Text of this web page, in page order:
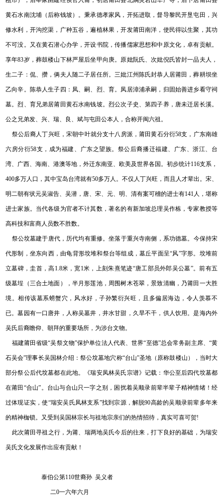
黄石水南沈埔（后称钱坡）。秉承德孝家风，开拓进取，督导黎民开垦屯田，兴
修水利，开沟挖渠，广种五谷，遍植林果，开发莆田南洋，使民得以生聚，其功
不可没。又在黄石潜心办学，开设书院，传播儒家思想和中原文化，卓有贡献。
享年83岁，葬鼓楼山下林严屋后坐甲向庚。原妣阮氏、次妣倪氏皆封一品夫人，
生二子：侃、攒，俩夫人随二子居任所。三妣江州陈氏封恭人居莆田，葬耕坝坐
乙向辛。陈恭人生子四：凤、嗣、烈、育。凤居漳浦承嗣，归固始善进乡看守祠
墓。烈、育兄弟居莆田黄石水南钱坡。烈公次子史、第四子养，唐未迁居长溪。
公之兄弟发、兴、瑞、良、斌与屯田公本人，合称开闽六祖。
祭公后裔人丁兴旺，宋朝中叶就分支十八房派，莆田黄石分衍58支，广东南雄
六房分衍58支，成为福建、广东之望族。祭公后裔播迁福建、广东、浙江、台
湾、广西、海南、港澳等地，外迁东南亚、欧美及世界各国。初步统计116支系，
400多万人口，其中宝岛台湾就有50多万人。不仅人丁兴旺，而且人才辈出。宋、
明二朝有状元吴淑告、吴潜，唐、宋、元、明、清有案可稽的进士有141人，堪称
进士家族。当代各级为官者不计其数，著名的有新加坡总理吴作栋，专家教授等
高科技和富商人员数不胜数。
祭公坟墓建于唐代，历代均有重修。坐落于重兴寺南侧，系功德墓。今保持宋
代形制，坐东向西，由龟背形坟堆和祭台等组成，墓丘平面呈“风”字形。坟堆前
立墓碑，圭首，高1.8米，宽1米，上刻朱熹笔迹“唐工部员外郎吴公墓”。前有五
级墓埕（三合土地面），半月形莲池，周围树木苍翠，景致清幽，乃莆田一大胜
境。相传该墓系螃蟹穴，风水好，子孙繁衍兴旺，且多偏居海边，令人羡慕不
已。墓园有一口唐井，人称吴墓井，井水甘甜，久旱不干，供人饮用。是海内外
吴氏后裔瞻仰、朝拜的重要场所，为涉台文物。
福建莆田省级“吴祭文物”保护单位法人代表、世界“至德”总会常务副主席、“黄
石吴会”理事长吴国林介绍：祭公坟墓地穴称“台山”圣地（原称鼓楼山），当时大
部分祭公后代坟墓都在此地。《瑞安凤林吴氏宗谱》记载：华公至后四代坟墓都
在莆田“合山”。台山与合山只一字之别，困扰着吴顺录前辈半辈子精神情绪！经
过体现证实，使“瑞安吴氏凤林支系”找到宗源，解脱90高龄的吴顺录前辈多年来
的精神枷锁。又受到吴国林宗长与祖地宗亲们的热情招待，真实可喜可贺!
此次莆田寻祖之行，为莆、瑞两地吴氏今后的往来，打下良好的基础，为瑞安
吴氏文化发展作出应有贡献！
泰伯公第110世裔孙 吴义者
二0一六年六月